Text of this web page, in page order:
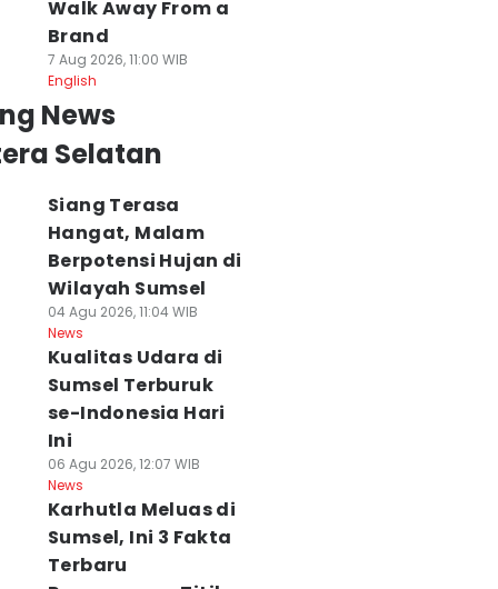
Walk Away From a
Brand
7 Aug 2026, 11:00 WIB
English
News
Selatan
Siang Terasa
Hangat, Malam
Berpotensi Hujan di
Wilayah Sumsel
04 Agu 2026, 11:04 WIB
News
Kualitas Udara di
Sumsel Terburuk
se-Indonesia Hari
Ini
06 Agu 2026, 12:07 WIB
News
Karhutla Meluas di
Sumsel, Ini 3 Fakta
Terbaru